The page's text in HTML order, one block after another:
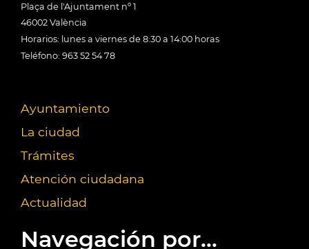
Plaça de l'Ajuntament nº 1
46002 València
Horarios: lunes a viernes de 8:30 a 14:00 horas
Teléfono: 963 52 54 78
Ayuntamiento
La ciudad
Trámites
Atención ciudadana
Actualidad
Navegación por...